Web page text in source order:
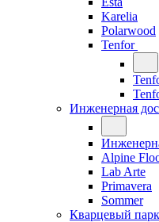
Karelia
Polarwood
Tenfor
Инженерная
Alpine
Lab Arte
Primavera
Sommer
Кварцевый